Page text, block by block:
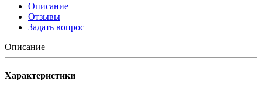
Описание
Отзывы
Задать вопрос
Описание
Характеристики